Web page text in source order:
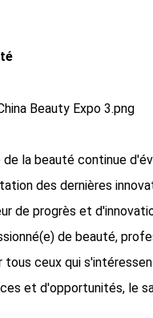
la beauté continue
des dernières
de progrès et
de beauté,
tous ceux qui
et d'opportunités, le